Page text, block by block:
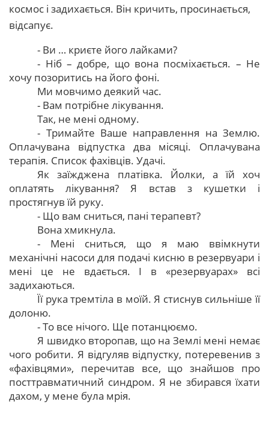
космос і задихається. Він кричить, просинається,
відсапує.
- Ви … криєте його лайками?
- Ніб – добре, що вона посміхається. – Не
хочу позоритись на його фоні.
Ми мовчимо деякий час.
- Вам потрібне лікування.
Так, не мені одному.
- Тримайте Ваше направлення на Землю.
Оплачувана відпустка два місяці. Оплачувана
терапія. Список фахівців. Удачі.
Як заїжджена платівка. Йолки, а їй хоч
оплатять лікування? Я встав з кушетки і
простягнув їй руку.
- Що вам сниться, пані терапевт?
Вона хмикнула.
- Мені сниться, що я маю ввімкнути
механічні насоси для подачі кисню в резервуари і
мені це не вдається. І в «резервуарах» всі
задихаються.
Її рука тремтіла в моїй. Я стиснув сильніше її
долоню.
- То все нічого. Ще потанцюємо.
Я швидко второпав, що на Землі мені немає
чого робити. Я відгуляв відпустку, потеревенив з
«фахівцями», перечитав все, що знайшов про
посттравматичний синдром. Я не збирався їхати
дахом, у мене була мрія.